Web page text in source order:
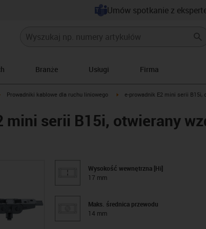
Umów spotkanie z
Branże Usługi Firma
igus-icon-arrow-right
Prowadniki kablowe dla ruchu liniowego igus-icon-arrow-right
e-prowadnik E2 mini serii B15i,
mini serii B15i, otwierany
Wysokość wewnętrzna [Hi]
17 mm
Maks. średnica przewodu
14 mm